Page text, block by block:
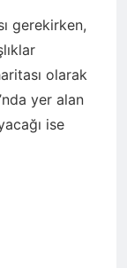
gerekirken,
olarak
yer alan
ise